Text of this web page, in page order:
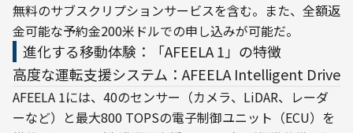
無料のサブスクリプションサービスを含む。また、全額返
金可能な予約金200米ドルでの申し込みが可能だ。
進化する移動体験：「AFEELA 1」の特徴
高度な運転支援システム：AFEELA Intelligent Drive
AFEELA 1には、40のセンサー（カメラ、LiDAR、レーダ
ーなど）と最大800 TOPSの電子制御ユニット（ECU）を